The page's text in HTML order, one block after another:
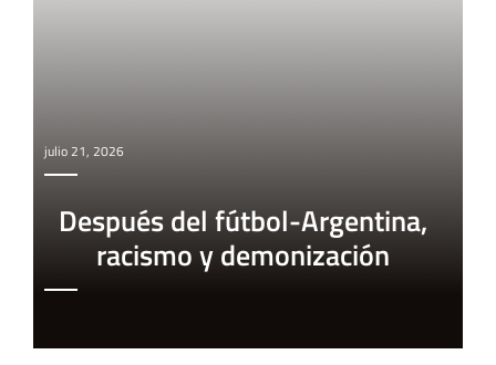
julio 21, 2026
Después del fútbol-Argentina,
racismo y demonización